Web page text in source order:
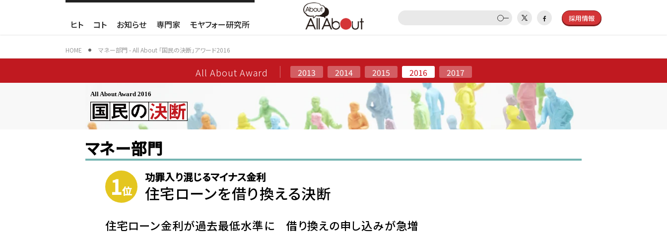
ヒト コト お知らせ 専門家 モヤフォー研究所
採用情報
HOME マネー部門 - All About 「国民の決断」アワード2016
All About Award 2013 2014 2015 2016 2017
All About Award 2016
マネー部門
1位
功罪入り混じるマイナス金利
住宅ローンを借り換える決断
住宅ローン金利が過去最低水準に 借り換えの申し込みが急増